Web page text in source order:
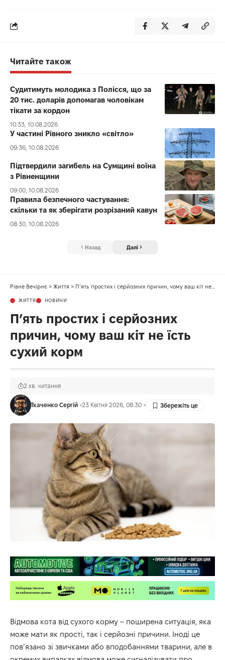
Читайте також
Судитимуть молодика з Полісся, що за
20 тис. доларів допомагав чоловікам
тікати за кордон
10:33, 10.08.2026
У частині Рівного зникло «світло»
09:36, 10.08.2026
Підтвердили загибель на Сумщині воїна
з Рівненщини
09:00, 10.08.2026
Правила безпечного частування:
скільки та як зберігати розрізаний кавун
08:30, 10.08.2026
Назад Далі
Рівне Вечірнє > Життя > П’ять простих і серйозних причин, чому ваш кіт не їсть сухий корм
ЖИТТЯ НОВИНИ
П’ять простих і серйозних
причин, чому ваш кіт не їсть
сухий корм
Ткаченко Сергій 23 Квітня 2026, 08:30
2 хв. читання
Відмова кота від сухого корму – поширена ситуація, яка
може мати як прості, так і серйозні причини. Іноді це
пов’язано зі звичками або вподобаннями тварини, але в